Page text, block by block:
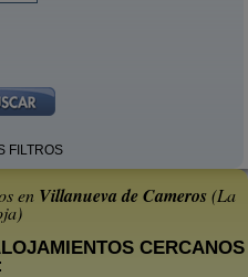
FILTROS
en Villanueva de Cameros(La
CERCANOS